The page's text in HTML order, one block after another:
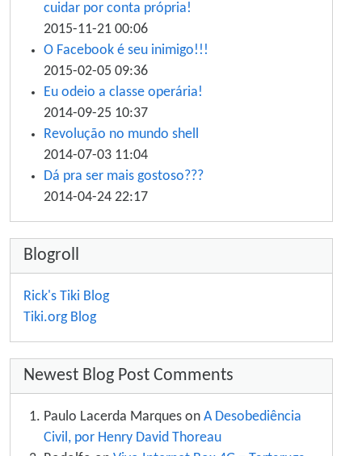
cuidar por conta própria!
2015-11-21 00:06
O Facebook é seu inimigo!!!
2015-02-05 09:36
Eu odeio a classe operária!
2014-09-25 10:37
Revolução no mundo shell
2014-07-03 11:04
Dá pra ser mais gostoso???
2014-04-24 22:17
Blogroll
Rick's Tiki Blog
Tiki.org Blog
Newest Blog Post Comments
Paulo Lacerda Marques on A Desobediência
Civil, por Henry David Thoreau